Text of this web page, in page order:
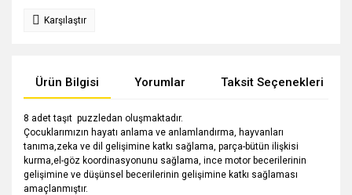
Karşılaştır
Ürün Bilgisi Yorumlar Taksit Seçenekleri
8 adet taşıt puzzledan oluşmaktadır.
Çocuklarımızın hayatı anlama ve anlamlandırma, hayvanları
tanıma,zeka ve dil gelişimine katkı sağlama, parça-bütün ilişkisi
kurma,el-göz koordinasyonunu sağlama, ince motor becerilerinin
gelişimine ve düşünsel becerilerinin gelişimine katkı sağlaması
amaçlanmıştır.